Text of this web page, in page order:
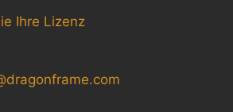
Ihre Lizenz